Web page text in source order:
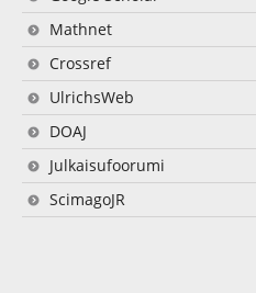
Mathnet
Crossref
UlrichsWeb
DOAJ
Julkaisufoorumi
ScimagoJR